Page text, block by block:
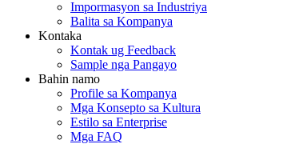
Impormasyon sa Industriya
Balita sa Kompanya
Kontaka
Kontak ug Feedback
Sample nga Pangayo
Bahin namo
Profile sa Kompanya
Mga Konsepto sa Kultura
Estilo sa Enterprise
Mga FAQ